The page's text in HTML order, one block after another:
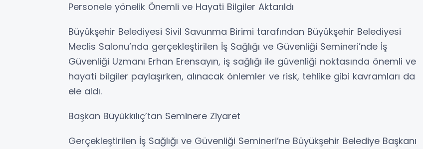
Personele yönelik Önemli ve Hayati Bilgiler Aktarıldı
Büyükşehir Belediyesi Sivil Savunma Birimi tarafından Büyükşehir Belediyesi
Meclis Salonu’nda gerçekleştirilen İş Sağlığı ve Güvenliği Semineri’nde İş
Güvenliği Uzmanı Erhan Erensayın, iş sağlığı ile güvenliği noktasında önemli ve
hayati bilgiler paylaşırken, alınacak önlemler ve risk, tehlike gibi kavramları da
ele aldı.
Başkan Büyükkılıç’tan Seminere Ziyaret
Gerçekleştirilen İş Sağlığı ve Güvenliği Semineri’ne Büyükşehir Belediye Başkanı